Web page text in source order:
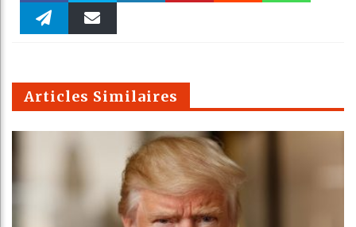
Faceboo Twitter
m
Articles Similaires